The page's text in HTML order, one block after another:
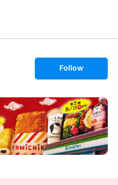
s
t
o
l
l
o
w
Follow